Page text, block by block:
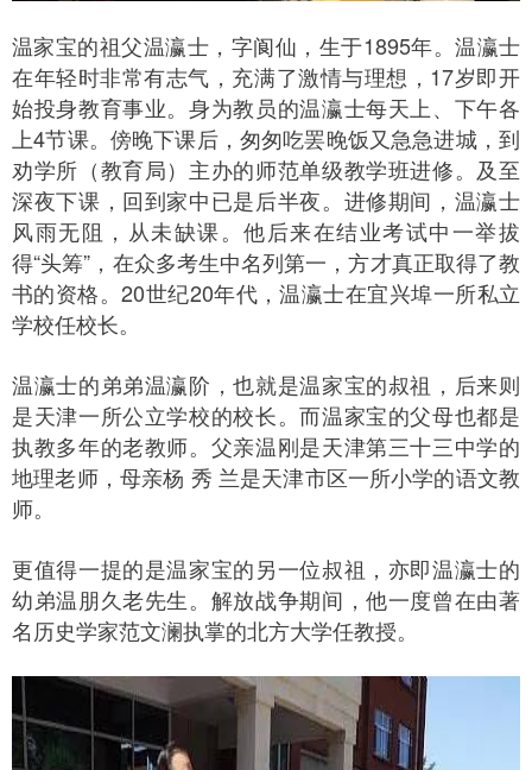
温家宝的祖父温瀛士，字阆仙，生于1895年。温瀛士
在年轻时非常有志气，充满了激情与理想，17岁即开
始投身教育事业。身为教员的温瀛士每天上、下午各
上4节课。傍晚下课后，匆匆吃罢晚饭又急急进城，到
劝学所（教育局）主办的师范单级教学班进修。及至
深夜下课，回到家中已是后半夜。进修期间，温瀛士
风雨无阻，从未缺课。他后来在结业考试中一举拔
得“头筹”，在众多考生中名列第一，方才真正取得了教
书的资格。20世纪20年代，温瀛士在宜兴埠一所私立
学校任校长。
温瀛士的弟弟温瀛阶，也就是温家宝的叔祖，后来则
是天津一所公立学校的校长。而温家宝的父母也都是
执教多年的老教师。父亲温刚是天津第三十三中学的
地理老师，母亲杨 秀 兰是天津市区一所小学的语文教
师。
更值得一提的是温家宝的另一位叔祖，亦即温瀛士的
幼弟温朋久老先生。解放战争期间，他一度曾在由著
名历史学家范文澜执掌的北方大学任教授。